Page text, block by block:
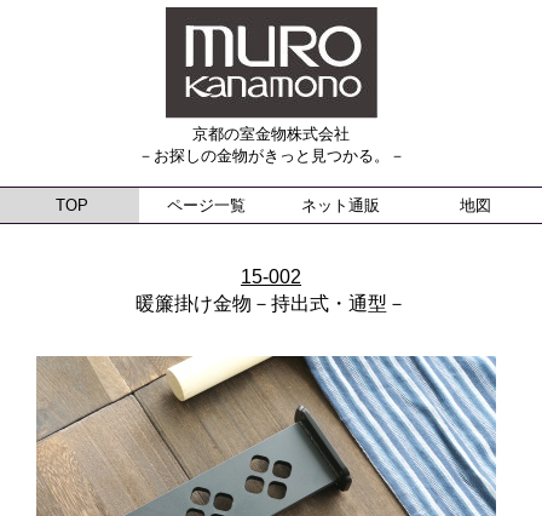
京都の室金物株式会社
－お探しの金物がきっと見つかる。－
TOP ページ一覧 ネット通販 地図
15-002
暖簾掛け金物－持出式・通型－